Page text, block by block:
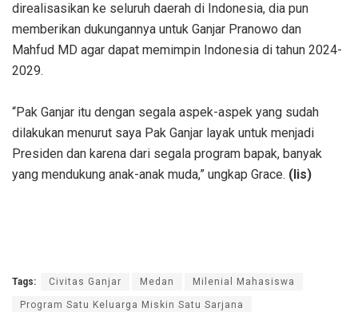
direalisasikan ke seluruh daerah di Indonesia, dia pun
memberikan dukungannya untuk Ganjar Pranowo dan
Mahfud MD agar dapat memimpin Indonesia di tahun 2024-
2029.
“Pak Ganjar itu dengan segala aspek-aspek yang sudah
dilakukan menurut saya Pak Ganjar layak untuk menjadi
Presiden dan karena dari segala program bapak, banyak
yang mendukung anak-anak muda,” ungkap Grace. (lis)
Tags: Civitas Ganjar Medan Milenial Mahasiswa
Program Satu Keluarga Miskin Satu Sarjana